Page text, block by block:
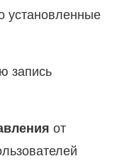
установленные
запись
от